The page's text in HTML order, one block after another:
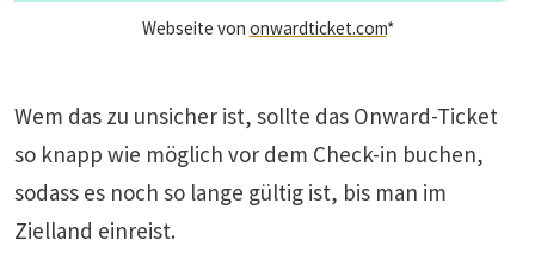
Webseite von onwardticket.com*
Wem das zu unsicher ist, sollte das Onward-Ticket
so knapp wie möglich vor dem Check-in buchen,
sodass es noch so lange gültig ist, bis man im
Zielland einreist.